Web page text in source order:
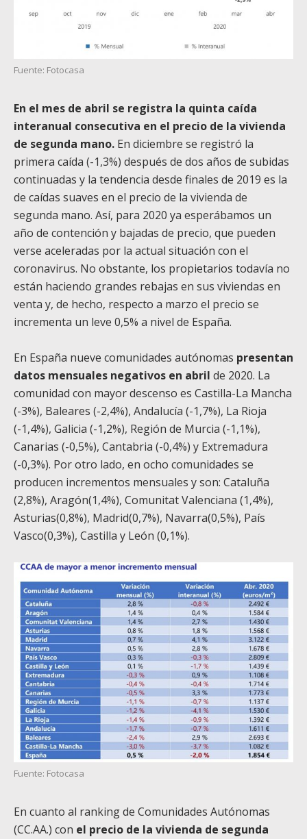
Fuente: Fotocasa
En el mes de abril se registra la quinta caída
interanual consecutiva en el precio de la vivienda
de segunda mano. En diciembre se registró la
primera caída (-1,3%) después de dos años de subidas
continuadas y la tendencia desde finales de 2019 es la
de caídas suaves en el precio de la vivienda de
segunda mano. Así, para 2020 ya esperábamos un
año de contención y bajadas de precio, que pueden
verse aceleradas por la actual situación con el
coronavirus. No obstante, los propietarios todavía no
están haciendo grandes rebajas en sus viviendas en
venta y, de hecho, respecto a marzo el precio se
incrementa un leve 0,5% a nivel de España.
En España nueve comunidades autónomas presentan
datos mensuales negativos en abril de 2020. La
comunidad con mayor descenso es Castilla-La Mancha
(-3%), Baleares (-2,4%), Andalucía (-1,7%), La Rioja
(-1,4%), Galicia (-1,2%), Región de Murcia (-1,1%),
Canarias (-0,5%), Cantabria (-0,4%) y Extremadura
(-0,3%). Por otro lado, en ocho comunidades se
producen incrementos mensuales y son: Cataluña
(2,8%), Aragón(1,4%), Comunitat Valenciana (1,4%),
Asturias(0,8%), Madrid(0,7%), Navarra(0,5%), País
Vasco(0,3%), Castilla y León (0,1%).
Fuente: Fotocasa
En cuanto al ranking de Comunidades Autónomas
(CC.AA.) con el precio de la vivienda de segunda